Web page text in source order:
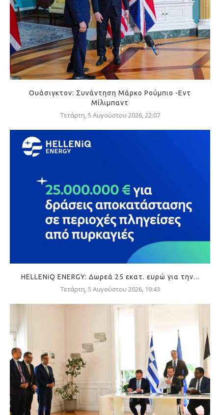
Ουάσιγκτον: Συνάντηση Μάρκο Ρούμπιο -Εντ
Μίλιμπαντ
Τετάρτη, 5 Αυγούστου 2026, 22:07
HELLENiQ ENERGY: Δωρεά 25 εκατ. ευρώ για την...
Τετάρτη, 5 Αυγούστου 2026, 19:43